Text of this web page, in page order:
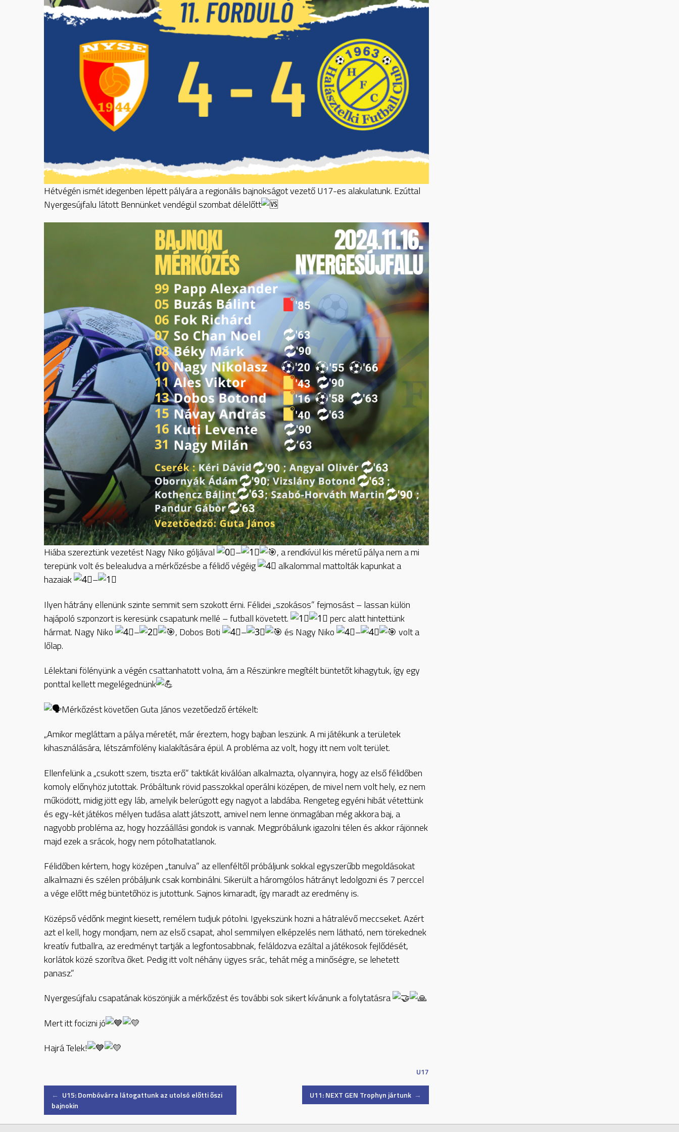
Hétvégén ismét idegenben lépett pályára a regionális bajnokságot vezető U17-es alakulatunk. Ezúttal
Nyergesújfalu látott Bennünket vendégül szombat délelőtt
Hiába szereztünk vezetést Nagy Niko góljával –
, a rendkívül kis méretű pálya nem a mi
terepünk volt és belealudva a mérkőzésbe a félidő végéig
alkalommal mattolták kapunkat a
hazaiak
–
Ilyen hátrány ellenünk szinte semmit sem szokott érni. Félidei „szokásos” fejmosást – lassan külön
hajápoló szponzort is keresünk csapatunk mellé – futball követett.
perc alatt hintettünk
hármat. Nagy Niko
– , Dobos Boti – és Nagy Niko –
volt a
lőlap.
Lélektani fölényünk a végén csattanhatott volna, ám a Részünkre megítélt büntetőt kihagytuk, így egy
ponttal kellett megelégednünk
Mérkőzést követően Guta János vezetőedző értékelt:
„Amikor megláttam a pálya méretét, már éreztem, hogy bajban leszünk. A mi játékunk a területek
kihasználására, létszámfölény kialakítására épül. A probléma az volt, hogy itt nem volt terület.
Ellenfelünk a „csukott szem, tiszta erő” taktikát kiválóan alkalmazta, olyannyira, hogy az első félidőben
komoly előnyhöz jutottak. Próbáltunk rövid passzokkal operálni középen, de mivel nem volt hely, ez nem
működött, midig jött egy láb, amelyik belerúgott egy nagyot a labdába. Rengeteg egyéni hibát vétettünk
és egy-két játékos mélyen tudása alatt játszott, amivel nem lenne önmagában még akkora baj, a
nagyobb probléma az, hogy hozzáállási gondok is vannak. Megpróbálunk igazolni télen és akkor rájönnek
majd ezek a srácok, hogy nem pótolhatatlanok.
Félidőben kértem, hogy középen „tanulva” az ellenféltől próbáljunk sokkal egyszerűbb megoldásokat
alkalmazni és szélen próbáljunk csak kombinálni. Sikerült a háromgólos hátrányt ledolgozni és 7 perccel
a vége előtt még büntetőhöz is jutottunk. Sajnos kimaradt, így maradt az eredmény is.
Középső védőnk megint kiesett, remélem tudjuk pótolni. Igyekszünk hozni a hátralévő meccseket. Azért
azt el kell, hogy mondjam, nem az első csapat, ahol semmilyen elképzelés nem látható, nem törekednek
kreatív futballra, az eredményt tartják a legfontosabbnak, feláldozva ezáltal a játékosok fejlődését,
korlátok közé szorítva őket. Pedig itt volt néhány ügyes srác, tehát még a minőségre, se lehetett
panasz.”
Nyergesújfalu csapatának köszönjük a mérkőzést és további sok sikert kívánunk a folytatásra
Mert itt focizni jó
Hajrá Telek!
U17
Post
navigation
← U15: Dombóvárra látogattunk az utolsó előtti őszi
bajnokin
U11: NEXT GEN Trophyn jártunk →